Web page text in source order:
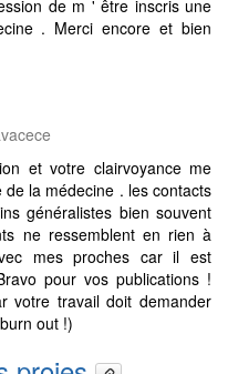
de m ' être inscris une
. Merci encore et bien
et votre clairvoyance me
la médecine . les contacts
généralistes bien souvent
ne ressemblent en rien à
mes proches car il est
pour vos publications !
votre travail doit demander
out !)